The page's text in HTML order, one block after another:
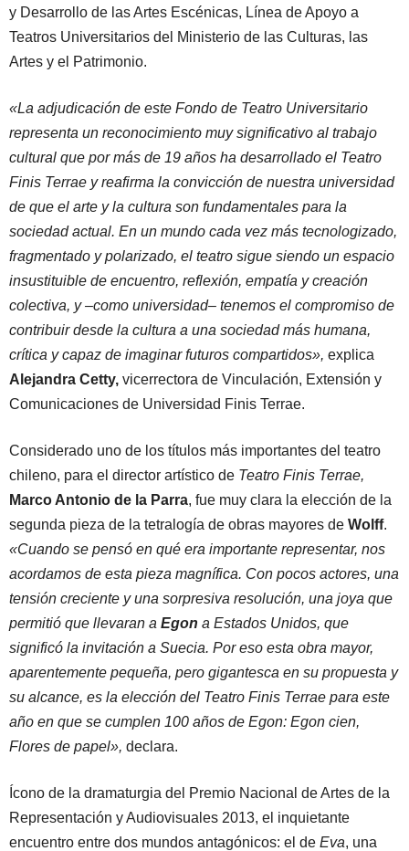
y Desarrollo de las Artes Escénicas, Línea de Apoyo a
Teatros Universitarios del Ministerio de las Culturas, las
Artes y el Patrimonio.
«La adjudicación de este Fondo de Teatro Universitario
representa un reconocimiento muy significativo al trabajo
cultural que por más de 19 años ha desarrollado el Teatro
Finis Terrae y reafirma la convicción de nuestra universidad
de que el arte y la cultura son fundamentales para la
sociedad actual. En un mundo cada vez más tecnologizado,
fragmentado y polarizado, el teatro sigue siendo un espacio
insustituible de encuentro, reflexión, empatía y creación
colectiva, y –como universidad– tenemos el compromiso de
contribuir desde la cultura a una sociedad más humana,
crítica y capaz de imaginar futuros compartidos», explica
Alejandra Cetty, vicerrectora de Vinculación, Extensión y
Comunicaciones de Universidad Finis Terrae.
Considerado uno de los títulos más importantes del teatro
chileno, para el director artístico de Teatro Finis Terrae,
Marco Antonio de la Parra, fue muy clara la elección de la
segunda pieza de la tetralogía de obras mayores de Wolff.
«Cuando se pensó en qué era importante representar, nos
acordamos de esta pieza magnífica. Con pocos actores, una
tensión creciente y una sorpresiva resolución, una joya que
permitió que llevaran a Egon a Estados Unidos, que
significó la invitación a Suecia. Por eso esta obra mayor,
aparentemente pequeña, pero gigantesca en su propuesta y
su alcance, es la elección del Teatro Finis Terrae para este
año en que se cumplen 100 años de Egon: Egon cien,
Flores de papel», declara.
Ícono de la dramaturgia del Premio Nacional de Artes de la
Representación y Audiovisuales 2013, el inquietante
encuentro entre dos mundos antagónicos: el de Eva, una